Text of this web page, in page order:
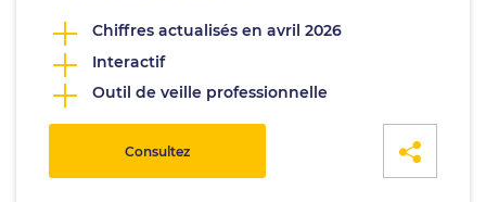
Chiffres actualisés en avril 2026
Interactif
Outil de veille professionnelle
Consultez